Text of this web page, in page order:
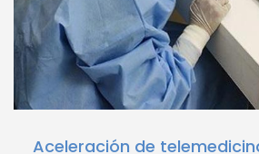
Aceleración de